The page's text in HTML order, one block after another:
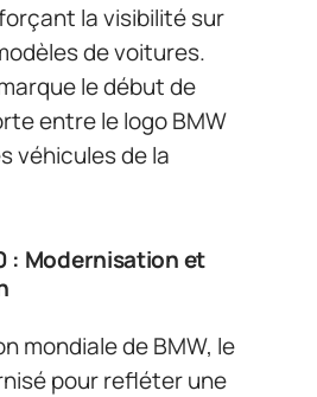
la visibilité sur
de voitures.
le début de
entre le logo BMW
véhicules de la
: Modernisation et
mondiale de BMW, le
pour refléter une